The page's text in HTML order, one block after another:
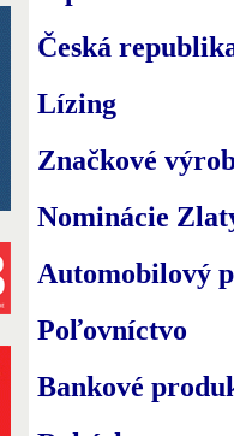
Česká
Lízing
Značkové
Nominácie
Automobilový
Poľovníctvo
Bankové